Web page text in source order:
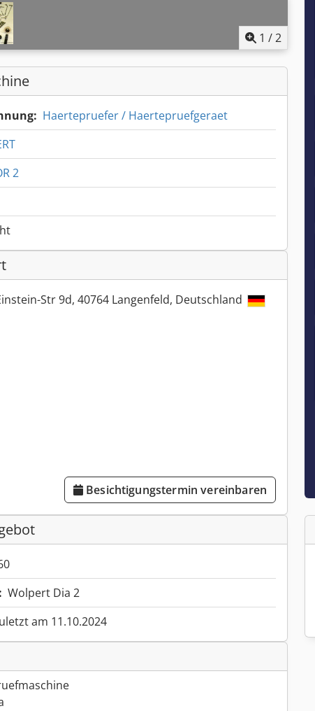
1 /2
Haertepruefer / Haertepruefgeraet
2
Str 9d, 40764 Langenfeld, Deutschland
Besichtigungstermin vereinbaren
Wolpert Dia 2
am 11.10.2024